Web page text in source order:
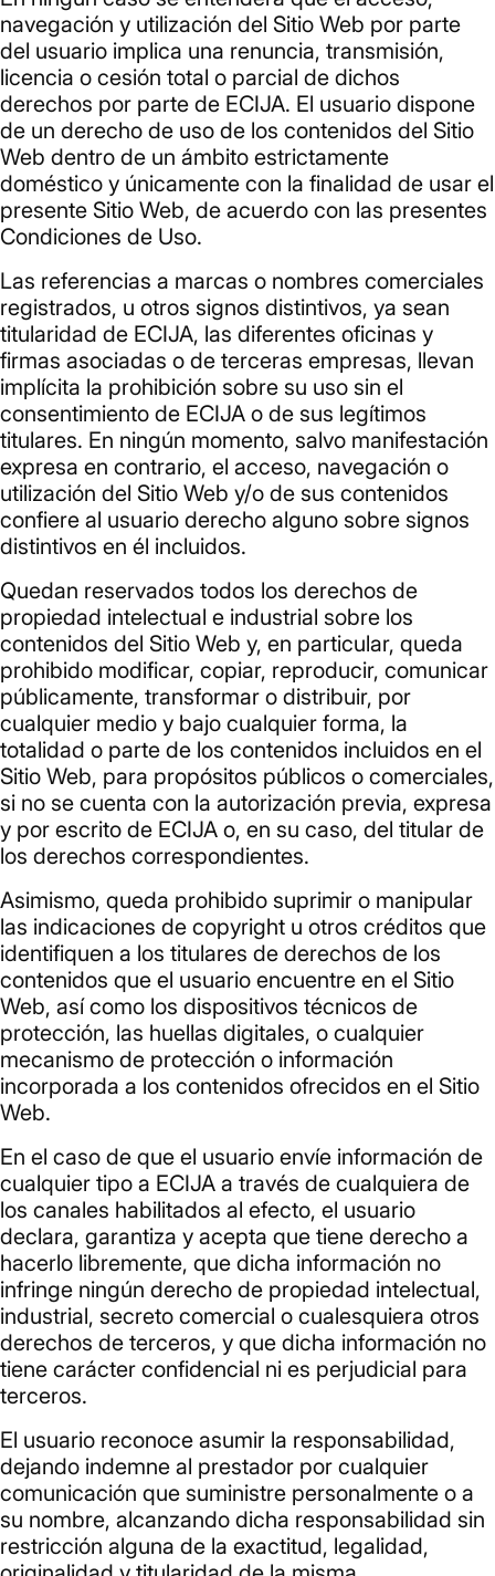
navegación y utilización del Sitio Web por parte
del usuario implica una renuncia, transmisión,
licencia o cesión total o parcial de dichos
derechos por parte de ECIJA. El usuario dispone
de un derecho de uso de los contenidos del Sitio
Web dentro de un ámbito estrictamente
doméstico y únicamente con la finalidad de usar el
presente Sitio Web, de acuerdo con las presentes
Condiciones de Uso.
Las referencias a marcas o nombres comerciales
registrados, u otros signos distintivos, ya sean
titularidad de ECIJA, las diferentes oficinas y
firmas asociadas o de terceras empresas, llevan
implícita la prohibición sobre su uso sin el
consentimiento de ECIJA o de sus legítimos
titulares. En ningún momento, salvo manifestación
expresa en contrario, el acceso, navegación o
utilización del Sitio Web y/o de sus contenidos
confiere al usuario derecho alguno sobre signos
distintivos en él incluidos.
Quedan reservados todos los derechos de
propiedad intelectual e industrial sobre los
contenidos del Sitio Web y, en particular, queda
prohibido modificar, copiar, reproducir, comunicar
públicamente, transformar o distribuir, por
cualquier medio y bajo cualquier forma, la
totalidad o parte de los contenidos incluidos en el
Sitio Web, para propósitos públicos o comerciales,
si no se cuenta con la autorización previa, expresa
y por escrito de ECIJA o, en su caso, del titular de
los derechos correspondientes.
Asimismo, queda prohibido suprimir o manipular
las indicaciones de copyright u otros créditos que
identifiquen a los titulares de derechos de los
contenidos que el usuario encuentre en el Sitio
Web, así como los dispositivos técnicos de
protección, las huellas digitales, o cualquier
mecanismo de protección o información
incorporada a los contenidos ofrecidos en el Sitio
Web.
En el caso de que el usuario envíe información de
cualquier tipo a ECIJA a través de cualquiera de
los canales habilitados al efecto, el usuario
declara, garantiza y acepta que tiene derecho a
hacerlo libremente, que dicha información no
infringe ningún derecho de propiedad intelectual,
industrial, secreto comercial o cualesquiera otros
derechos de terceros, y que dicha información no
tiene carácter confidencial ni es perjudicial para
terceros.
El usuario reconoce asumir la responsabilidad,
dejando indemne al prestador por cualquier
comunicación que suministre personalmente o a
su nombre, alcanzando dicha responsabilidad sin
restricción alguna de la exactitud, legalidad,